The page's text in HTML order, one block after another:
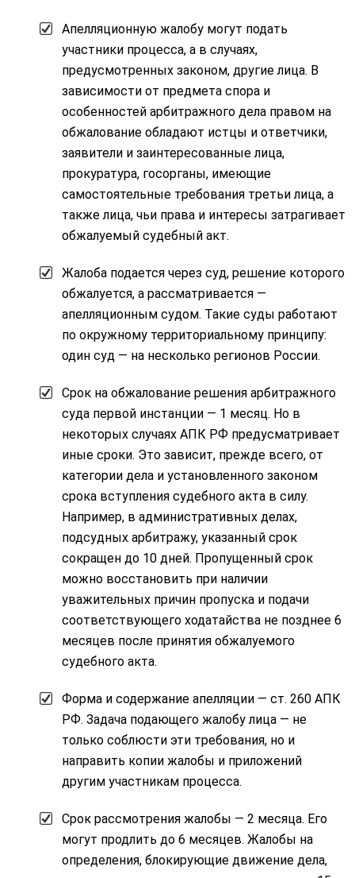
Апелляционную жалобу могут подать
участники процесса, а в случаях,
предусмотренных законом, другие лица. В
зависимости от предмета спора и
особенностей арбитражного дела правом на
обжалование обладают истцы и ответчики,
заявители и заинтересованные лица,
прокуратура, госорганы, имеющие
самостоятельные требования третьи лица, а
также лица, чьи права и интересы затрагивает
обжалуемый судебный акт.
Жалоба подается через суд, решение которого
обжалуется, а рассматривается —
апелляционным судом. Такие суды работают
по окружному территориальному принципу:
один суд — на несколько регионов России.
Срок на обжалование решения арбитражного
суда первой инстанции — 1 месяц. Но в
некоторых случаях АПК РФ предусматривает
иные сроки. Это зависит, прежде всего, от
категории дела и установленного законом
срока вступления судебного акта в силу.
Например, в административных делах,
подсудных арбитражу, указанный срок
сокращен до 10 дней. Пропущенный срок
можно восстановить при наличии
уважительных причин пропуска и подачи
соответствующего ходатайства не позднее 6
месяцев после принятия обжалуемого
судебного акта.
Форма и содержание апелляции — ст. 260 АПК
РФ. Задача подающего жалобу лица — не
только соблюсти эти требования, но и
направить копии жалобы и приложений
другим участникам процесса.
Срок рассмотрения жалобы — 2 месяца. Его
могут продлить до 6 месяцев. Жалобы на
определения, блокирующие движение дела,